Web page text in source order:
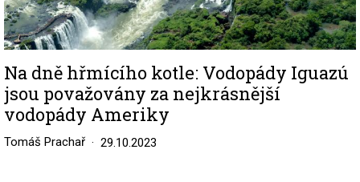
Na dně hřmícího kotle: Vodopády Iguazú
jsou považovány za nejkrásnější
vodopády Ameriky
Tomáš Prachař 29.10.2023